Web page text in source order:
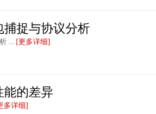
捉与协议分析
... [更多详细]
能的差异
多详细]